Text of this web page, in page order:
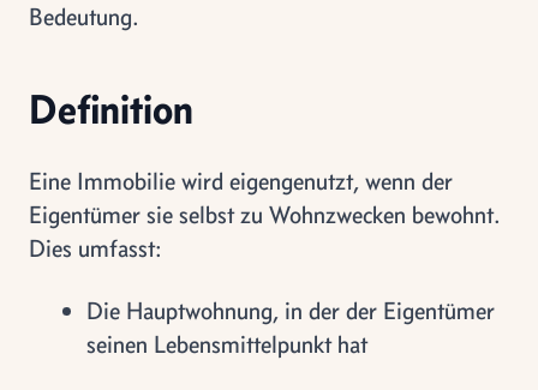
Bedeutung.
Definition
Eine Immobilie wird eigengenutzt, wenn der
Eigentümer sie selbst zu Wohnzwecken bewohnt.
Dies umfasst:
Die Hauptwohnung, in der der Eigentümer
seinen Lebensmittelpunkt hat